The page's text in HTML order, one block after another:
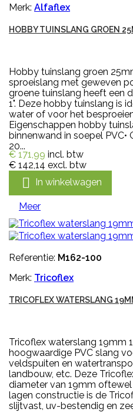
Merk: Alfaflex
HOBBY TUINSLANG GROEN
Hobby tuinslang groen
sproeislang met geweven
groene tuinslang heeft een
1". Deze hobby tuinslang is
water of voor het
Eigenschappen hobby
binnenwand in soepel PVC•
20...
€ 171,99 incl. btw
€ 142,14 excl. btw
 In winkelwagen
Meer
Referentie: M162-100
Merk: Tricoflex
TRICOFLEX WATERSLANG
Tricoflex waterslang 19mm
hoogwaardige PVC slang
veldspuiten en
landbouw, etc. Deze
diameter van 19mm
lagen constructie is de
slijtvast, uv-bestendig en